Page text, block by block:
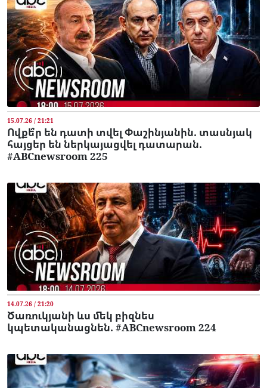
15.07.26 / 21:21
Ովքե՞ր են դատի տվել Փաշինյանին. տասնյակ
հայցեր են ներկայացվել դատարան.
#ABCnewsroom 225
14.07.26 / 21:20
Ծառուկյանի ևս մեկ բիզնես
կպետականացնեն. #ABCnewsroom 224